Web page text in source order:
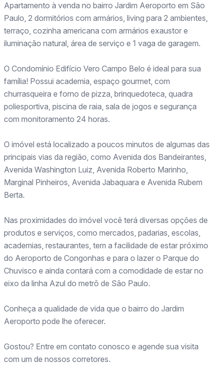
Apartamento à venda no bairro Jardim Aeroporto em São
Paulo, 2 dormitórios com armários, living para 2 ambientes,
terraço, cozinha americana com armários exaustor e
iluminação natural, área de serviço e 1 vaga de garagem.
O Condomínio Edifício Vero Campo Belo é ideal para sua
família! Possui academia, espaço gourmet, com
churrasqueira e forno de pizza, brinquedoteca, quadra
poliesportiva, piscina de raia, sala de jogos e segurança
com monitoramento 24 horas.
O imóvel está localizado a poucos minutos de algumas das
principais vias da região, como Avenida dos Bandeirantes,
Avenida Washington Luiz, Avenida Roberto Marinho,
Marginal Pinheiros, Avenida Jabaquara e Avenida Rubem
Berta.
Nas proximidades do imóvel você terá diversas opções de
produtos e serviços, como mercados, padarias, escolas,
academias, restaurantes, tem a facilidade de estar próximo
do Aeroporto de Congonhas e para o lazer o Parque do
Chuvisco e ainda contará com a comodidade de estar no
eixo da linha Azul do metrô de São Paulo.
Conheça a qualidade de vida que o bairro do Jardim
Aeroporto pode lhe oferecer.
Gostou? Entre em contato conosco e agende sua visita
com um de nossos corretores.